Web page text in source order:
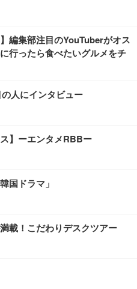
編集部注目のYouTuberがオス
行ったら食べたいグルメをチ
人にインタビュー
】ーエンタメRBBー
国ドラマ」
載！こだわりデスクツアー